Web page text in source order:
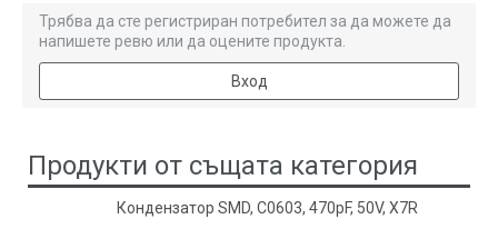
Трябва да сте регистриран потребител за да можете да
напишете ревю или да оцените продукта.
Вход
Продукти от същата категория
Кондензатор SMD, C0603, 470pF, 50V, X7R